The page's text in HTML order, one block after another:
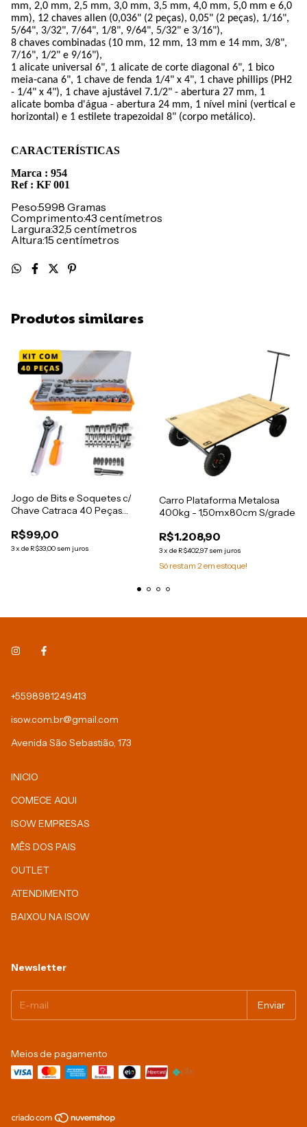
mm, 2,0 mm, 2,5 mm, 3,0 mm, 3,5 mm, 4,0 mm, 5,0 mm e 6,0
mm), 12 chaves allen (0,036" (2 peças), 0,05" (2 peças), 1/16",
5/64", 3/32", 7/64", 1/8", 9/64", 5/32" e 3/16"),
8 chaves combinadas (10 mm, 12 mm, 13 mm e 14 mm, 3/8",
7/16", 1/2" e 9/16"),
1 alicate universal 6", 1 alicate de corte diagonal 6", 1 bico
meia-cana 6", 1 chave de fenda 1/4" x 4", 1 chave phillips (PH2
- 1/4" x 4"), 1 chave ajustável 7.1/2" - abertura 27 mm, 1
alicate bomba d'água - abertura 24 mm, 1 nível mini (vertical e
horizontal) e 1 estilete trapezoidal 8" (corpo metálico).
CARACTERÍSTICAS
Marca : 954
Ref : KF 001
Peso:5998 Gramas
Comprimento:‎43 centímetros
Largura:‎32,5 centímetros
Altura:15 centímetros
Produtos similares
Jogo de Bits e Soquetes c/
Chave Catraca 40 Peças
R$99,00
3x de R$33,00 sem juros
Carro Plataforma Metalosa
400kg - 1,50mx80cm S/grade
R$1.208,90
3x de R$402,97 sem juros
Só restam 2em estoque!
+5598981249413
isow.com.br@gmail.com
Avenida São Sebastião, 173
INICIO
COMECE AQUI
ISOW EMPRESAS
MÊS DOS PAIS
OUTLET
ATENDIMENTO
BAIXOU NA ISOW
Newsletter
Meios de pagamento